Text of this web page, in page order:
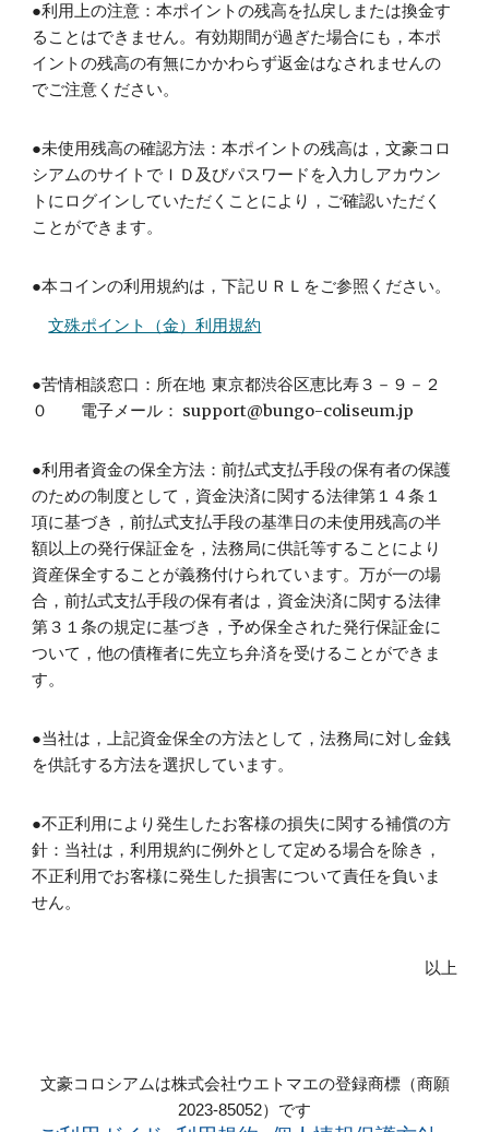
●利用上の注意：本ポイントの残高を払戻しまたは換金す
ることはできません。有効期間が過ぎた場合にも，本ポ
イントの残高の有無にかかわらず返金はなされませんの
でご注意ください。
●未使用残高の確認方法：本ポイントの残高は，文豪コロ
シアムのサイトでＩＤ及びパスワードを入力しアカウン
トにログインしていただくことにより，ご確認いただく
ことができます。
●本コインの利用規約は，下記ＵＲＬをご参照ください。
文殊ポイント（金）利用規約
●苦情相談窓口：所在地 東京都渋谷区恵比寿３－９－２
０ 電子メール： support@bungo-coliseum.jp
●利用者資金の保全方法：前払式支払手段の保有者の保護
のための制度として，資金決済に関する法律第１４条１
項に基づき，前払式支払手段の基準日の未使用残高の半
額以上の発行保証金を，法務局に供託等することにより
資産保全することが義務付けられています。万が一の場
合，前払式支払手段の保有者は，資金決済に関する法律
第３１条の規定に基づき，予め保全された発行保証金に
ついて，他の債権者に先立ち弁済を受けることができま
す。
●当社は，上記資金保全の方法として，法務局に対し金銭
を供託する方法を選択しています。
●不正利用により発生したお客様の損失に関する補償の方
針：当社は，利用規約に例外として定める場合を除き，
不正利用でお客様に発生した損害について責任を負いま
せん。
以上
文豪コロシアムは株式会社ウエトマエの登録商標（商願
2023-85052）です